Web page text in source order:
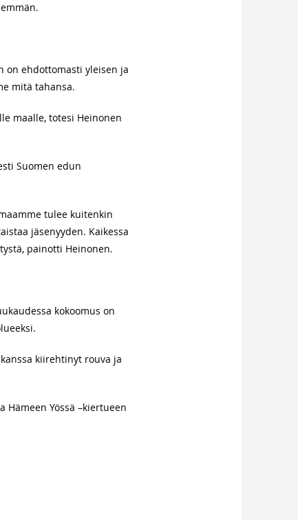
on ehdottomasti yleisen ja
mitä tahansa.
maalle, totesi Heinonen
Suomen edun
tulee kuitenkin
jäsenyyden. Kaikessa
painotti Heinonen.
kokoomus on
kiirehtinyt rouva ja
Hämeen Yössä –kiertueen